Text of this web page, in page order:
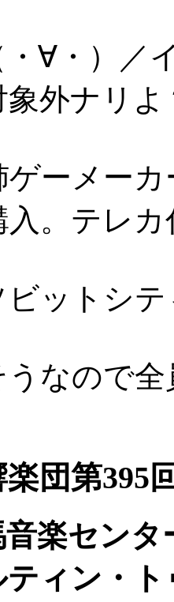
・∀・）／
外ナリよ
ーメー
入。テレ
ットシ
なので
団第395
楽センタ
ィン・